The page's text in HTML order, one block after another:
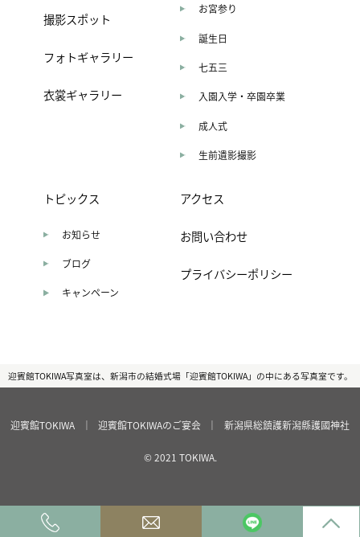
撮影スポット
フォトギャラリー
衣裳ギャラリー
お宮参り
誕生日
七五三
入園入学・卒園卒業
成人式
生前遺影撮影
トピックス
お知らせ
ブログ
キャンペーン
アクセス
お問い合わせ
プライバシーポリシー
迎賓館TOKIWA写真室は、新潟市の結婚式場「迎賓館TOKIWA」の中にある写真室です。
迎賓館TOKIWA ｜ 迎賓館TOKIWAのご宴会 ｜ 新潟県総鎮護新潟縣護國神社
© 2021 TOKIWA.